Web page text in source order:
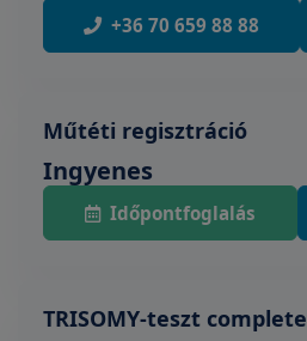
+36 70 659 88 88
Műtéti regisztráció
Ingyenes
Időpontfoglalás
TRISOMY-teszt complete